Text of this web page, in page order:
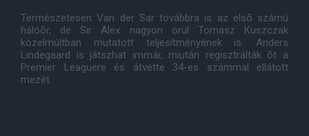
Természetesen Van der Sar továbbra is az elsõ számú
hálóõr, de Sir Alex nagyon örül Tomasz Kuszczak
közelmúltban mutatott teljesítményének is. Anders
Lindegaard is játszhat immár, miután regisztrálták õt a
Premier Leaguere és átvette 34-es számmal ellátott
mezét.